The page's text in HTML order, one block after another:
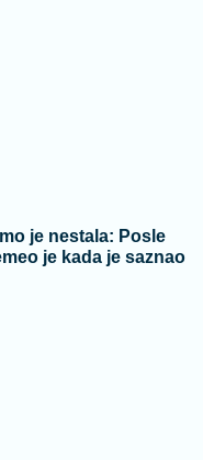
je nestala: Posle
je kada je saznao